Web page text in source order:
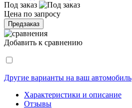
Под заказ
Цена по запросу
Предзаказ
Добавить к сравнению
Другие варианты на ваш автомобиль
Характеристики и описание
Отзывы